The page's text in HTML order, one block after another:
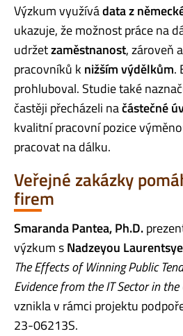
Výzkum využívádata z
ukazuje, že možnost práce na
udržetzaměstnanost, zároveň
pracovníků k nižším výdělkům.
prohluboval. Studie také
častěji přecházeli načástečné
kvalitní pracovní pozice
pracovat na dálku.
Veřejné zakázky
firem
Smaranda Pantea, Ph.D.
výzkum sNadzeyou
The Effects of Winning Public
Evidence from the IT Sector in the
vznikla v rámci projektu
23-06213S.